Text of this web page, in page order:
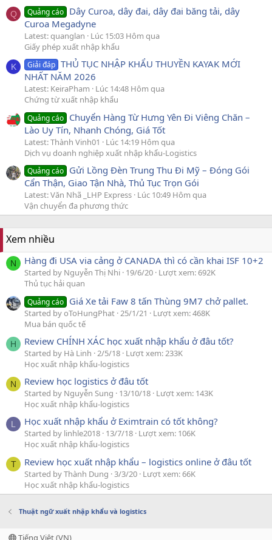
Q Quảng cáo Dây Curoa, dây đai, dây đai băng tải, dây
Curoa Megadyne
Latest: quanglan
Lúc 15:03 Hôm qua
Giấy phép xuất nhập khẩu
K Giải đáp THỦ TỤC NHẬP KHẨU THUYỀN KAYAK MỚI
NHẤT NĂM 2026
Latest: KeiraPham
Lúc 14:48 Hôm qua
Chứng từ xuất nhập khẩu
Quảng cáo Chuyển Hàng Từ Hưng Yên Đi Viêng Chăn –
Lào Uy Tín, Nhanh Chóng, Giá Tốt
Latest: Thành Vinh01
Lúc 14:19 Hôm qua
Dịch vụ doanh nghiệp xuất nhập khẩu-Logistics
Quảng cáo Gửi Lồng Đèn Trung Thu Đi Mỹ – Đóng Gói
Cẩn Thận, Giao Tận Nhà, Thủ Tục Trọn Gói
Latest: Văn Nhã _LHP Express Lúc 10:49 Hôm qua
Vận chuyển đa phương thức
Xem nhiều
N Hàng đi USA via cảng ở CANADA thì có cần khai ISF 10+2
Started by Nguyễn Thị Nhi 19/6/20 Lượt xem: 692K
Thủ tục hải quan
Quảng cáo Giá Xe tải Faw 8 tấn Thùng 9M7 chở pallet.
Started by oToHungPhat 25/1/21
Lượt xem: 468K
Mua bán quốc tế
H Review CHÍNH XÁC học xuất nhập khẩu ở đâu tốt?
Started by Hà Linh 2/5/18 Lượt xem: 233K
Học xuất nhập khẩu-logistics
N Review học logistics ở đâu tốt
Started by Nguyễn Sung 13/10/18 Lượt xem: 143K
Học xuất nhập khẩu-logistics
L Học xuất nhập khẩu ở Eximtrain có tốt không?
Started by linhle2018 13/7/18 Lượt xem: 106K
Học xuất nhập khẩu-logistics
T Review học xuất nhập khẩu – logistics online ở đâu tốt
Started by Thành Dung 3/3/20 Lượt xem: 66K
Học xuất nhập khẩu-logistics
Thuật ngữ xuất nhập khẩu và logistics
Tiếng Việt (VN)